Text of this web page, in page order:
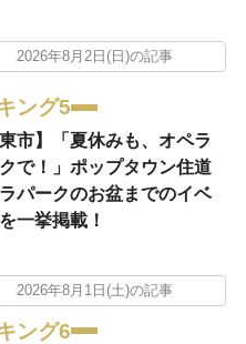
2026年8月2日(日)の記事
ング5
東市】「夏休みも、オペラ
で！」ポップタウン住道
パークのお盆までのイベ
一挙掲載！
2026年8月1日(土)の記事
ング6